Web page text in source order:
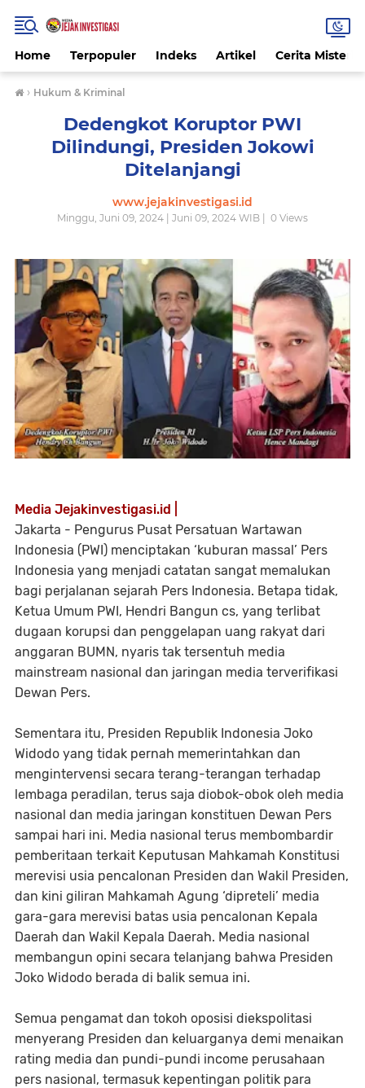
Home Terpopuler Indeks Artikel Cerita Misteri
› Hukum & Kriminal
Dedengkot Koruptor PWI
Dilindungi, Presiden Jokowi
Ditelanjangi
www.jejakinvestigasi.id
Minggu, Juni 09, 2024 | Juni 09, 2024 WIB | 0 Views
Media Jejakinvestigasi.id |
Jakarta - Pengurus Pusat Persatuan Wartawan
Indonesia (PWI) menciptakan ‘kuburan massal’ Pers
Indonesia yang menjadi catatan sangat memalukan
bagi perjalanan sejarah Pers Indonesia. Betapa tidak,
Ketua Umum PWI, Hendri Bangun cs, yang terlibat
dugaan korupsi dan penggelapan uang rakyat dari
anggaran BUMN, nyaris tak tersentuh media
mainstream nasional dan jaringan media terverifikasi
Dewan Pers.
Sementara itu, Presiden Republik Indonesia Joko
Widodo yang tidak pernah memerintahkan dan
mengintervensi secara terang-terangan terhadap
lembaga peradilan, terus saja diobok-obok oleh media
nasional dan media jaringan konstituen Dewan Pers
sampai hari ini. Media nasional terus membombardir
pemberitaan terkait Keputusan Mahkamah Konstitusi
merevisi usia pencalonan Presiden dan Wakil Presiden,
dan kini giliran Mahkamah Agung ‘dipreteli’ media
gara-gara merevisi batas usia pencalonan Kepala
Daerah dan Wakil Kepala Daerah. Media nasional
membangun opini secara telanjang bahwa Presiden
Joko Widodo berada di balik semua ini.
Semua pengamat dan tokoh oposisi diekspolitasi
menyerang Presiden dan keluarganya demi menaikan
rating media dan pundi-pundi income perusahaan
pers nasional, termasuk kepentingan politik para